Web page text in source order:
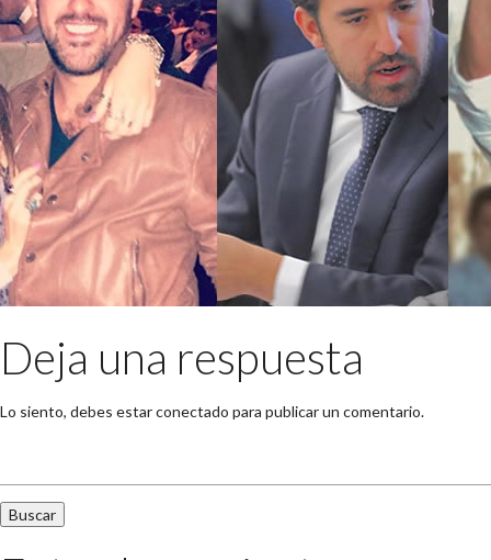
Deja una respuesta
Lo siento, debes estarconectado para publicar un comentario.